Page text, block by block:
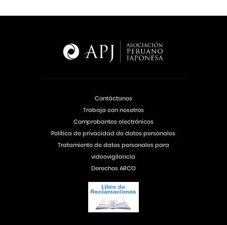
Contáctanos
Trabaja con nosotros
Comprobantes electrónicos
Política de privacidad de datos personales
Tratamiento de datos personales para
videovigilancia
Derechos ARCO